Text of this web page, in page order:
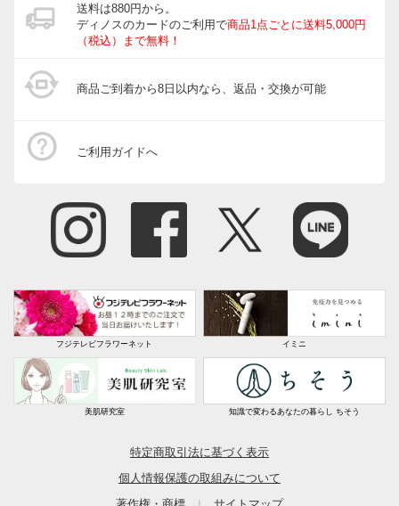
送料は880円から。
ディノスのカードのご利用で商品1点ごとに送料5,000円
（税込）まで無料！
商品ご到着から8日以内なら、返品・交換が可能
ご利用ガイドへ
フジテレビフラワーネット イミニ
美肌研究室 知識で変わるあなたの暮らし ちそう
特定商取引法に基づく表示
個人情報保護の取組みについて